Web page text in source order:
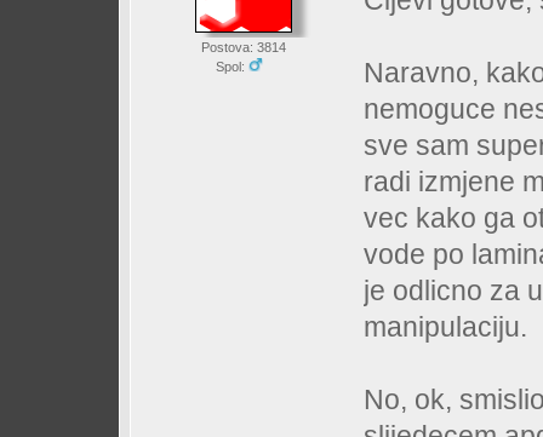
Postova: 3814
Spol:
Naravno,
nemoguce
sve sam
radi izmjene
vec kako ga
vode po
je odlicno za
manipulaciju.
No, ok,